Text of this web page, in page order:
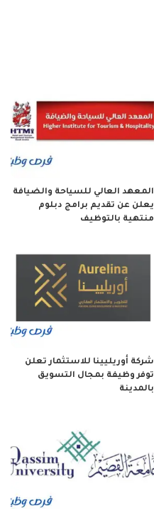
المعهد العالي للسياحة والضيافة
يعلن عن تقديم برامج دبلوم
منتهية بالتوظيف
شركة أوريليينا للاستثمار تعلن
توفر وظيفة بمجال التسويق
بالمدينة